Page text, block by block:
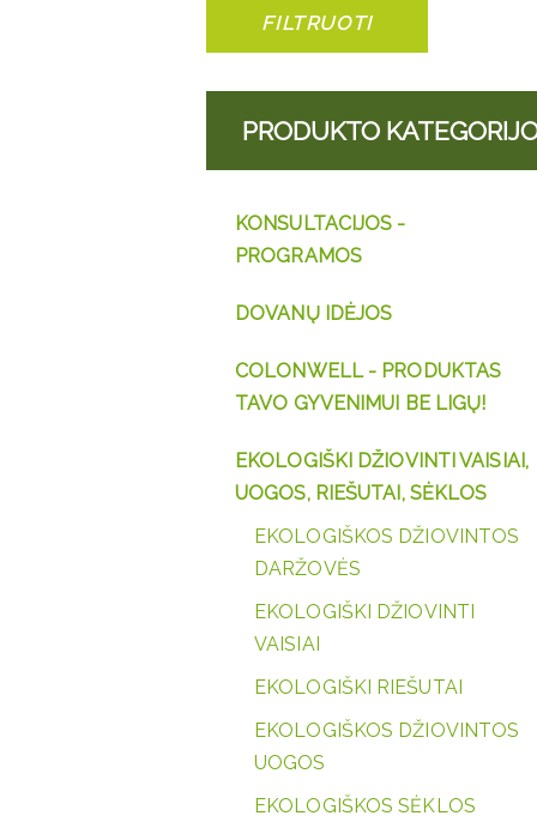
FILTRUOTI
PRODUKTO
KONSULTACIJOS -
PROGRAMOS
DOVANŲ IDĖJOS
COLONWELL - PRODUKTAS
TAVO GYVENIMUI BE LIGŲ!
EKOLOGIŠKI DŽIOVINTI VAISIAI,
UOGOS, RIEŠUTAI, SĖKLOS
EKOLOGIŠKOS DŽIOVINTOS
DARŽOVĖS
EKOLOGIŠKI DŽIOVINTI
VAISIAI
EKOLOGIŠKI RIEŠUTAI
EKOLOGIŠKOS DŽIOVINTOS
UOGOS
EKOLOGIŠKOS SĖKLOS